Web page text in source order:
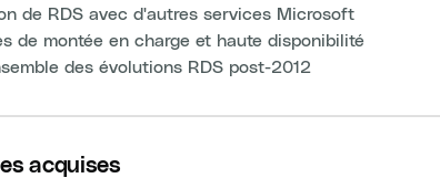
de RDS avec d'autres services Microsoft
de montée en charge et haute disponibilité
des évolutions RDS post-2012
acquises